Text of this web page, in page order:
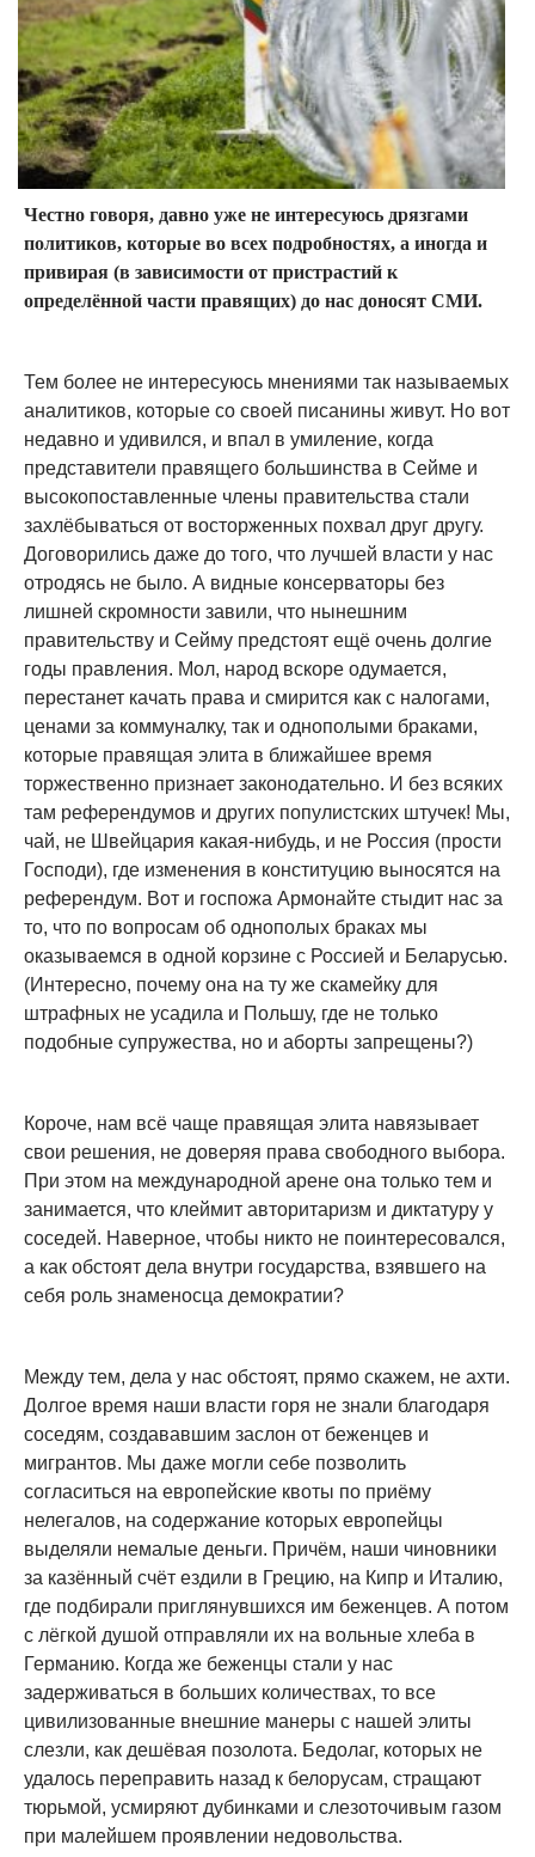
Честно говоря, давно уже не интересуюсь дрязгами
политиков, которые во всех подробностях, а иногда и
привирая (в зависимости от пристрастий к
определённой части правящих) до нас доносят СМИ.
Тем более не интересуюсь мнениями так называемых
аналитиков, которые со своей писанины живут. Но вот
недавно и удивился, и впал в умиление, когда
представители правящего большинства в Сейме и
высокопоставленные члены правительства стали
захлёбываться от восторженных похвал друг другу.
Договорились даже до того, что лучшей власти у нас
отродясь не было. А видные консерваторы без
лишней скромности завили, что нынешним
правительству и Сейму предстоят ещё очень долгие
годы правления. Мол, народ вскоре одумается,
перестанет качать права и смирится как с налогами,
ценами за коммуналку, так и однополыми браками,
которые правящая элита в ближайшее время
торжественно признает законодательно. И без всяких
там референдумов и других популистских штучек! Мы,
чай, не Швейцария какая-нибудь, и не Россия (прости
Господи), где изменения в конституцию выносятся на
референдум. Вот и госпожа Армонайте стыдит нас за
то, что по вопросам об однополых браках мы
оказываемся в одной корзине с Россией и Беларусью.
(Интересно, почему она на ту же скамейку для
штрафных не усадила и Польшу, где не только
подобные супружества, но и аборты запрещены?)
Короче, нам всё чаще правящая элита навязывает
свои решения, не доверяя права свободного выбора.
При этом на международной арене она только тем и
занимается, что клеймит авторитаризм и диктатуру у
соседей. Наверное, чтобы никто не поинтересовался,
а как обстоят дела внутри государства, взявшего на
себя роль знаменосца демократии?
Между тем, дела у нас обстоят, прямо скажем, не ахти.
Долгое время наши власти горя не знали благодаря
соседям, создававшим заслон от беженцев и
мигрантов. Мы даже могли себе позволить
согласиться на европейские квоты по приёму
нелегалов, на содержание которых европейцы
выделяли немалые деньги. Причём, наши чиновники
за казённый счёт ездили в Грецию, на Кипр и Италию,
где подбирали приглянувшихся им беженцев. А потом
с лёгкой душой отправляли их на вольные хлеба в
Германию. Когда же беженцы стали у нас
задерживаться в больших количествах, то все
цивилизованные внешние манеры с нашей элиты
слезли, как дешёвая позолота. Бедолаг, которых не
удалось переправить назад к белорусам, стращают
тюрьмой, усмиряют дубинками и слезоточивым газом
при малейшем проявлении недовольства.